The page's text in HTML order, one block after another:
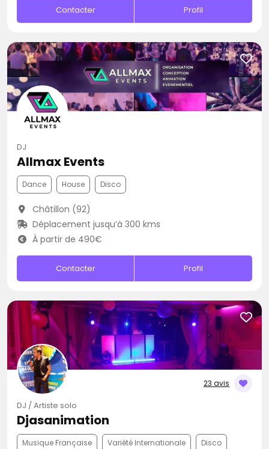
Contacter Profil
DJ
Allmax Events
Dance House Disco
Châtillon (92)
Déplacement jusqu’à 300 kms
À partir de 490€
Contacter Profil
23 avis
DJ / Artiste solo
Djasanimation
Musique Française Variété Internationale Disco